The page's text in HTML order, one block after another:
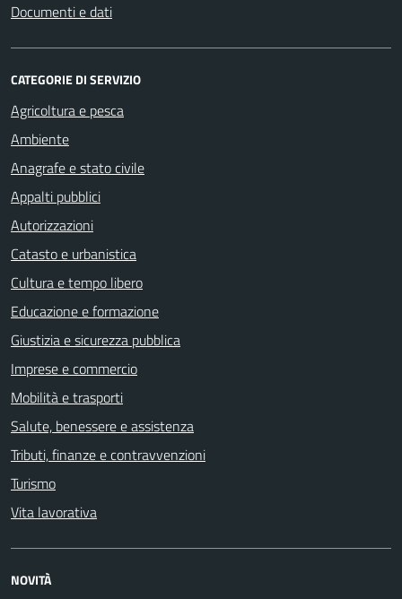
Documenti e dati
CATEGORIE DI SERVIZIO
Agricoltura e pesca
Ambiente
Anagrafe e stato civile
Appalti pubblici
Autorizzazioni
Catasto e urbanistica
Cultura e tempo libero
Educazione e formazione
Giustizia e sicurezza pubblica
Imprese e commercio
Mobilità e trasporti
Salute, benessere e assistenza
Tributi, finanze e contravvenzioni
Turismo
Vita lavorativa
NOVITÀ